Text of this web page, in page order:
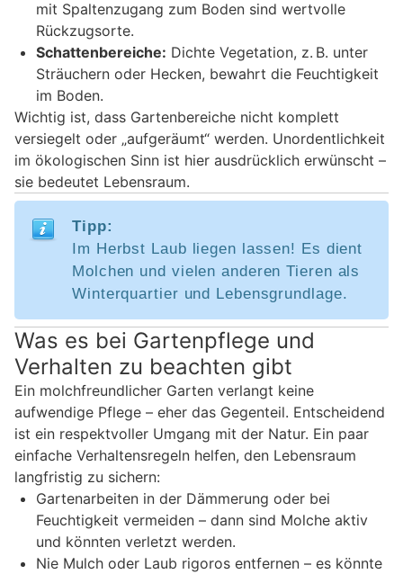
mit Spaltenzugang zum Boden sind wertvolle
Rückzugsorte.
Schattenbereiche: Dichte Vegetation, z. B. unter
Sträuchern oder Hecken, bewahrt die Feuchtigkeit
im Boden.
Wichtig ist, dass Gartenbereiche nicht komplett
versiegelt oder „aufgeräumt“ werden. Unordentlichkeit
im ökologischen Sinn ist hier ausdrücklich erwünscht –
sie bedeutet Lebensraum.
Tipp:
Im Herbst Laub liegen lassen! Es dient
Molchen und vielen anderen Tieren als
Winterquartier und Lebensgrundlage.
Was es bei Gartenpflege und
Verhalten zu beachten gibt
Ein molchfreundlicher Garten verlangt keine
aufwendige Pflege – eher das Gegenteil. Entscheidend
ist ein respektvoller Umgang mit der Natur. Ein paar
einfache Verhaltensregeln helfen, den Lebensraum
langfristig zu sichern:
Gartenarbeiten in der Dämmerung oder bei
Feuchtigkeit vermeiden – dann sind Molche aktiv
und könnten verletzt werden.
Nie Mulch oder Laub rigoros entfernen – es könnte